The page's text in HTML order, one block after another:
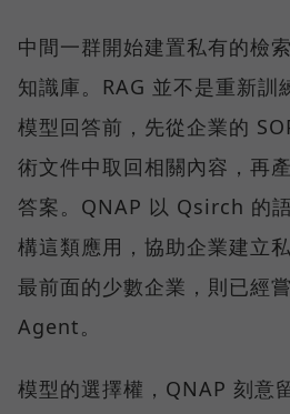
中間一群開始建置私有的檢
知識庫。RAG 並不是重新訓
模型回答前，先從企業的
術文件中取回相關內容，再
答案。QNAP 以 Qsirch 的
構這類應用，協助企業建立
最前面的少數企業，則已經
Agent。
模型的選擇權，QNAP 刻意